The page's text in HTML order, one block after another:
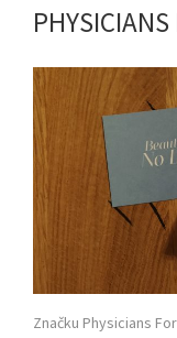
Značku Physicians